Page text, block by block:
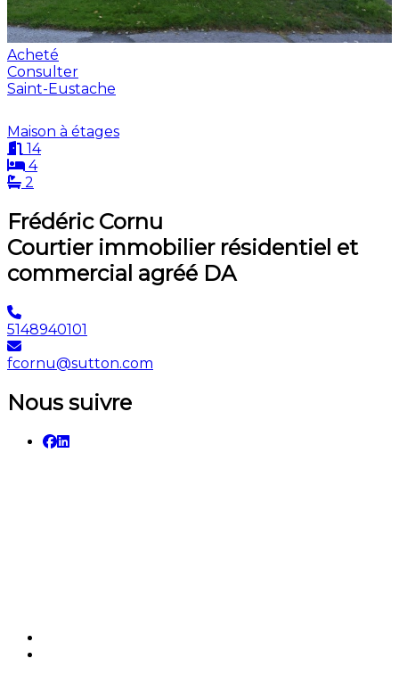
Acheté
Consulter
Saint-Eustache
Maison à étages
14
4
2
Frédéric Cornu
Courtier immobilier résidentiel et
commercial agréé DA
5148940101
fcornu@sutton.com
Nous suivre